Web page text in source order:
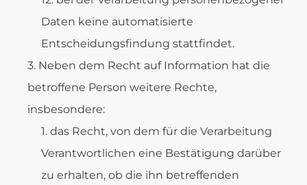
Daten keine automatisierte
Entscheidungsfindung stattfindet.
Neben dem Recht auf Information hat die
betroffene Person weitere Rechte,
insbesondere:
das Recht, von dem für die Verarbeitung
Verantwortlichen eine Bestätigung darüber
zu erhalten, ob die ihn betreffenden